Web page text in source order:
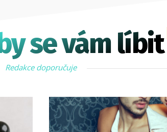
se vám líbit
Redakce doporučuje